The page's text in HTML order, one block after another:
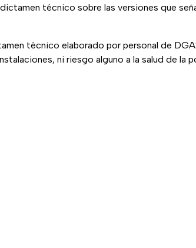
técnico sobre las versiones que
técnico elaborado por personal de
ni riesgo alguno a la salud de la